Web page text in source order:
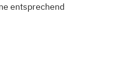
entsprechend